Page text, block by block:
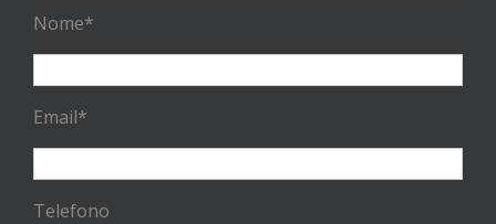
Nome*
Email*
Telefono